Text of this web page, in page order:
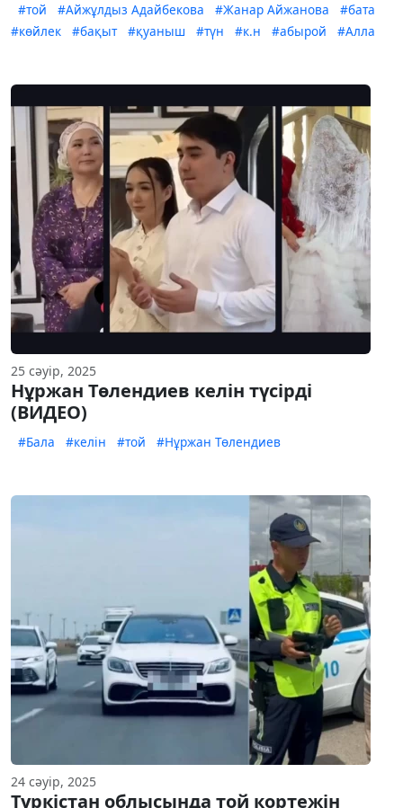
#той #Айжұлдыз Адайбекова #Жанар Айжанова
#бата
#көйлек
#бақыт #қуаныш #түн #к.н #абырой #Алла
25 сәуір, 2025
Нұржан Төлендиев келін түсірді
(ВИДЕО)
#Бала #келін #той #Нұржан Төлендиев
24 сәуір, 2025
Түркістан облысында той кортежін